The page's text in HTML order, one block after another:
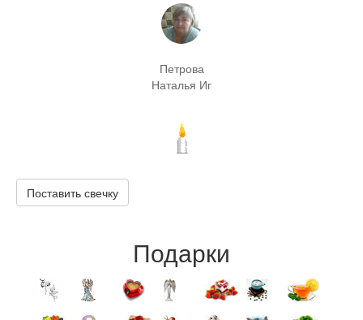
Петрова
Наталья Иг
Поставить свечку
Подарки